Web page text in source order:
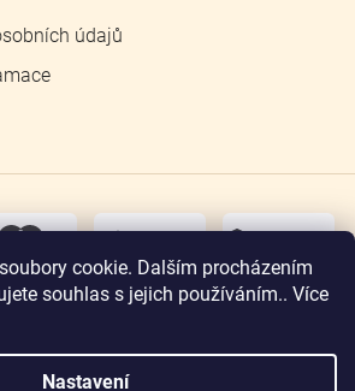
cookie. Dalším procházením
souhlas s jejich používáním.. Více
Nastavení
údajů
osobní